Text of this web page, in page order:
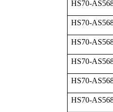
HS70-
HS70-
HS70-
HS70-
HS70-
HS70-